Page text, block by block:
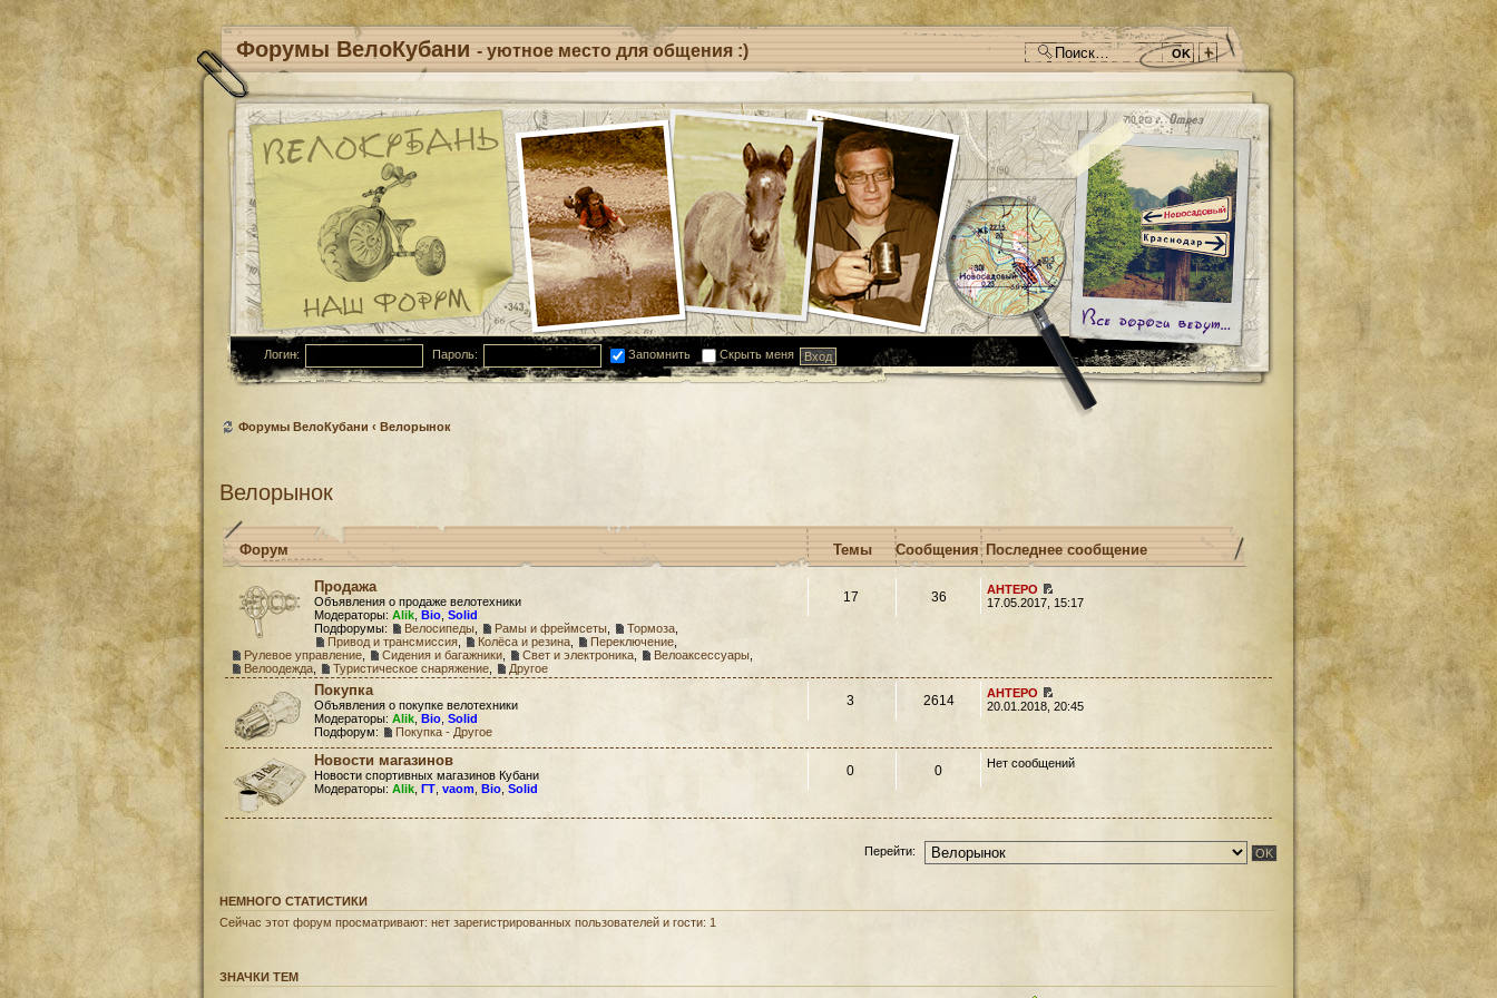
Форумы ВелоКубани - уютное место для общения :)
Логин: Пароль: Запомнить Скрыть меня
Форумы ВелоКубани ‹ Велорынок
Велорынок
Форум Темы Сообщения Последнее сообщение
Продажа
Объявления о продаже велотехники
Модераторы: Alik Bio Solid
Подфорумы:
Велосипеды Рамы и фреймсеты Тормоза
Привод и трансмиссия
Колёса и резина Переключение
Рулевое управление
Сидения и багажники Свет и электроника Велоаксессуары
Велоодежда
Туристическое снаряжение Другое
17 36
AHTEPO
17.05.2017, 15:17
Покупка
Объявления о покупке велотехники
Модераторы: Alik Bio Solid
Подфорум:
Покупка - Другое
3 2614
AHTEPO
20.01.2018, 20:45
Новости магазинов
Новости спортивных магазинов Кубани
Модераторы: Alik ГТ vaom Bio Solid
0 0 Нет сообщений
Перейти:
НЕМНОГО СТАТИСТИКИ
Сейчас этот форум просматривают: нет зарегистрированных пользователей и гости: 1
ЗНАЧКИ ТЕМ